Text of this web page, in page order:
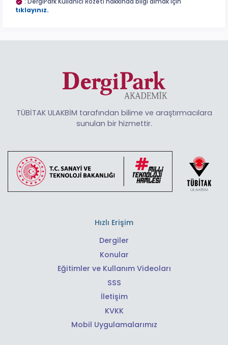
tıklayınız.
TÜBİTAK ULAKBİM tarafından bilime ve araştırmacılara
sunulan bir hizmettir.
Hızlı Erişim
Dergiler
Konular
Eğitimler ve Kullanım Videoları
SSS
İletişim
KVKK
Mobil Uygulamalarımız